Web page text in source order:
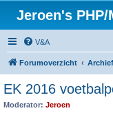
Jeroen's
V&A
Forumoverzicht Archief
EK 2016
Moderator: Jeroen